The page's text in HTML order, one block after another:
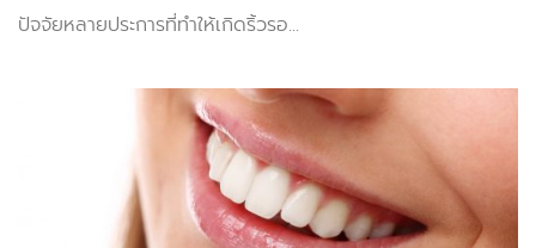
ปัจจัยหลายประการที่ทำให้เกิดริ้วรอ...